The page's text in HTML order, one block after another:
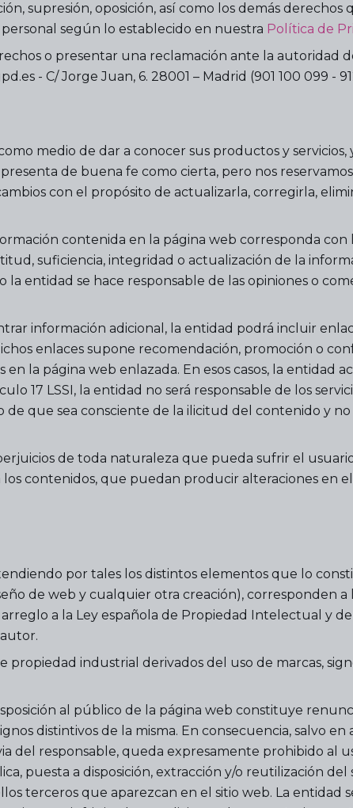
supresión, oposición, así como los demás
según lo establecido en nuestra Política de
o presentar una reclamación ante la autoridad
- C/ Jorge Juan, 6. 28001 – Madrid (901 100 099 -
medio de dar a conocer sus productos y
de buena fe como cierta, pero nos
con el propósito de actualizarla, corregirla,
contenida en la página web corresponda con
suficiencia, integridad o actualización de la
entidad se hace responsable de las opiniones o
información adicional, la entidad podrá incluir
enlaces supone recomendación, promoción o
en la página web enlazada. En esos casos, la entidad
17 LSSI, la entidad no será responsable de los
de que sea consciente de la ilicitud del contenido y
de toda naturaleza que pueda sufrir el
contenidos, que puedan producir alteraciones en
por tales los distintos elementos que lo
de web y cualquier otra creación), corresponden a
a la Ley española de Propiedad Intelectual y
propiedad industrial derivados del uso de marcas,
al público de la página web constituye
distintivos de la misma. En consecuencia, salvo
del responsable, queda expresamente prohibido al
puesta a disposición, extracción y/o reutilización del
terceros que aparezcan en el sitio web. La entidad